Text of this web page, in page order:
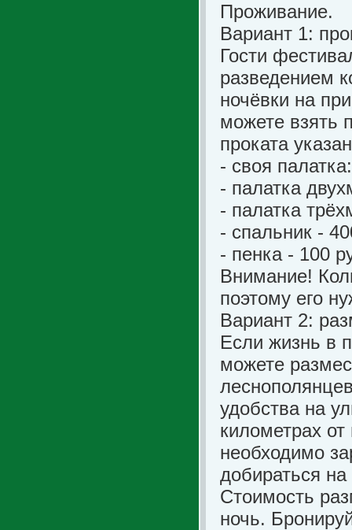
Проживание.
Вариант 1:
Гости
разведением
ночёвки на
можете взять
проката
- своя
- палатка
- палатка
- спальник -
- пенка - 100
Внимание!
поэтому его
Вариант 2:
Если жизнь в
можете
удобства на
километрах
необходимо
добираться
Стоимость
ночь.